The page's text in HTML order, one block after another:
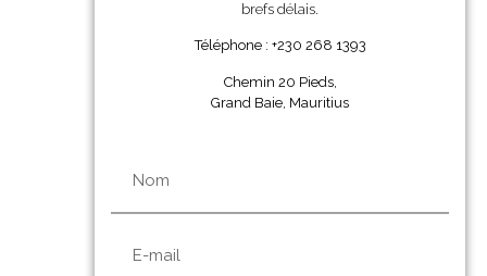
brefs délais.
Téléphone : +230 268 1393
Chemin 20 Pieds,
Grand Baie, Mauritius